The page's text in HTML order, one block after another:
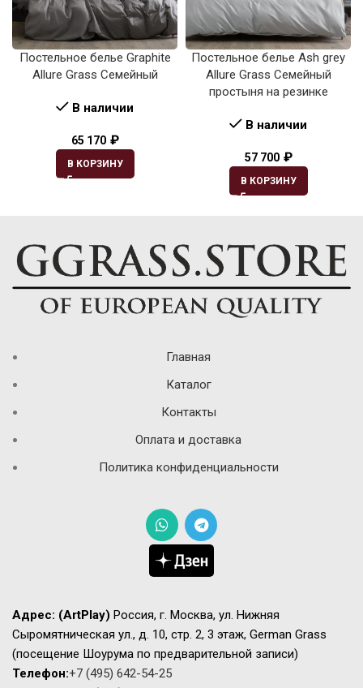
Постельное белье Graphite
Allure Grass Семейный
В наличии
65 170 ₽
В КОРЗИНУ
Постельное белье Ash grey
Allure Grass Семейный
простыня на резинке
В наличии
57 700 ₽
В КОРЗИНУ
Главная
Каталог
Контакты
Оплата и доставка
Политика конфиденциальности
Адрес: (ArtPlay) Россия, г. Москва, ул. Нижняя
Сыромятническая ул., д. 10, стр. 2, 3 этаж, German Grass
(посещение Шоурума по предварительной записи)
Телефон:+7 (495) 642-54-25